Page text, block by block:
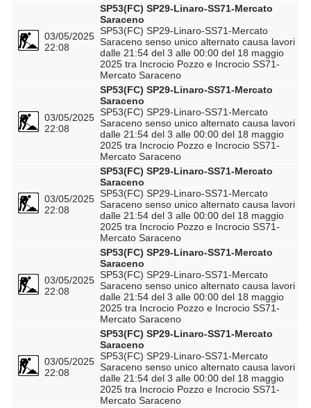
03/05/2025
22:08
SP53(FC) SP29-Linaro-SS71-Mercato
Saraceno
SP53(FC) SP29-Linaro-SS71-Mercato
Saraceno senso unico alternato causa lavori
dalle 21:54 del 3 alle 00:00 del 18 maggio
2025 tra Incrocio Pozzo e Incrocio SS71-
Mercato Saraceno
03/05/2025
22:08
SP53(FC) SP29-Linaro-SS71-Mercato
Saraceno
SP53(FC) SP29-Linaro-SS71-Mercato
Saraceno senso unico alternato causa lavori
dalle 21:54 del 3 alle 00:00 del 18 maggio
2025 tra Incrocio Pozzo e Incrocio SS71-
Mercato Saraceno
03/05/2025
22:08
SP53(FC) SP29-Linaro-SS71-Mercato
Saraceno
SP53(FC) SP29-Linaro-SS71-Mercato
Saraceno senso unico alternato causa lavori
dalle 21:54 del 3 alle 00:00 del 18 maggio
2025 tra Incrocio Pozzo e Incrocio SS71-
Mercato Saraceno
03/05/2025
22:08
SP53(FC) SP29-Linaro-SS71-Mercato
Saraceno
SP53(FC) SP29-Linaro-SS71-Mercato
Saraceno senso unico alternato causa lavori
dalle 21:54 del 3 alle 00:00 del 18 maggio
2025 tra Incrocio Pozzo e Incrocio SS71-
Mercato Saraceno
03/05/2025
22:08
SP53(FC) SP29-Linaro-SS71-Mercato
Saraceno
SP53(FC) SP29-Linaro-SS71-Mercato
Saraceno senso unico alternato causa lavori
dalle 21:54 del 3 alle 00:00 del 18 maggio
2025 tra Incrocio Pozzo e Incrocio SS71-
Mercato Saraceno